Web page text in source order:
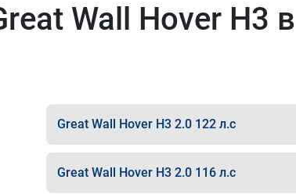
Wall Hover H3
Great Wall Hover H3 2.0 122 л.с
Great Wall Hover H3 2.0 116 л.с